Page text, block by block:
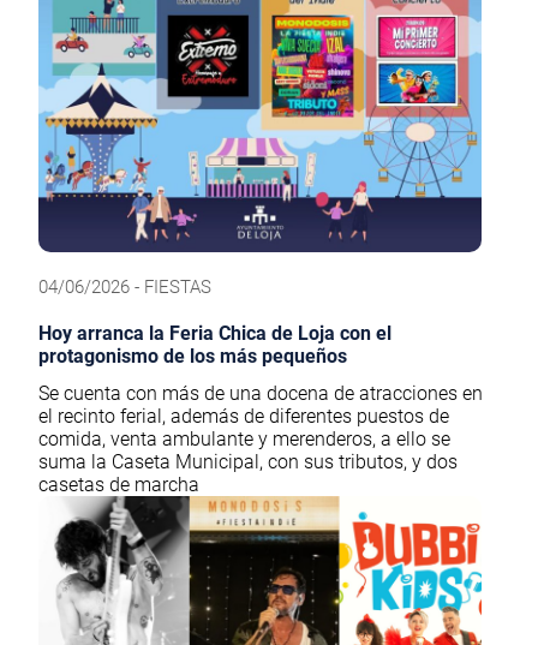
04/06/2026 - FIESTAS
Hoy arranca la Feria Chica de Loja con el
protagonismo de los más pequeños
Se cuenta con más de una docena de atracciones en
el recinto ferial, además de diferentes puestos de
comida, venta ambulante y merenderos, a ello se
suma la Caseta Municipal, con sus tributos, y dos
casetas de marcha